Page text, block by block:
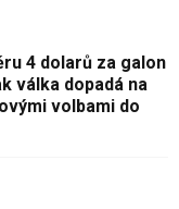
4 dolarů za galon
válka dopadá na
volbami do